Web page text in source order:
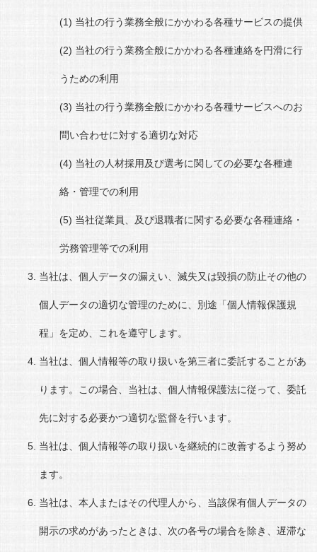
当社の行う業務全般にかかわる各種サービスの提供
当社の行う業務全般にかかわる各種連絡を円滑に行
うための利用
当社の行う業務全般にかかわる各種サービスへのお
問い合わせに対する適切な対応
当社の人材採用及び選考に関しての必要な各種連
絡・管理での利用
当社従業員、及び退職者に関する必要な各種連絡・
労務管理等での利用
当社は、個人データの漏えい、滅失又は毀損の防止その他の
個人データの適切な管理のために、別途「個人情報保護規
程」を定め、これを遵守します。
当社は、個人情報等の取り扱いを第三者に委託することがあ
ります。この場合、当社は、個人情報保護法に従って、委託
先に対する必要かつ適切な監督を行います。
当社は、個人情報等の取り扱いを継続的に改善するよう努め
ます。
当社は、本人またはその代理人から、当該保有個人データの
開示の求めがあったときは、次の各号の場合を除き、遅滞な